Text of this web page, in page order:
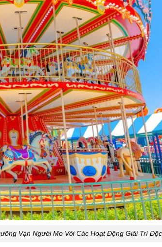
Vạn Người Mơ Với Các Hoạt Động Giải Trí